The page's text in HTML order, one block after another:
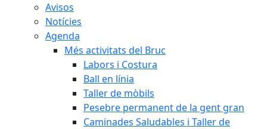
Avisos
Notícies
Agenda
Més activitats del Bruc
Labors i Costura
Ball en línia
Taller de mòbils
Pesebre permanent de la gent gran
Caminades Saludables i Taller de